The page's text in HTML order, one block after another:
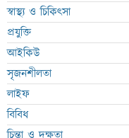
স্বাস্থ্য ও চিকিৎসা
প্রযুক্তি
আইকিউ
সৃজনশীলতা
লাইফ
বিবিধ
চিন্তা ও দক্ষতা